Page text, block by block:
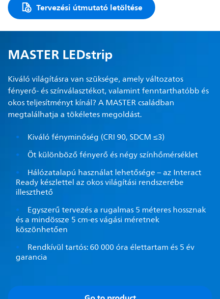
Tervezési útmutató letöltése
MASTER LEDstrip
Kiváló világításra van szüksége, amely változatos
fényerő- és színválasztékot, valamint fenntarthatóbb és
okos teljesítményt kínál? A MASTER családban
megtalálhatja a tökéletes megoldást.
Kiváló fényminőség (CRI 90, SDCM ≤3)
Öt különböző fényerő és négy színhőmérséklet
Hálózatalapú használat lehetősége – az Interact
Ready készlettel az okos világítási rendszerébe
illeszthető
Egyszerű tervezés a rugalmas 5 méteres hossznak
és a mindössze 5 cm-es vágási méretnek
köszönhetően
Rendkívül tartós: 60 000 óra élettartam és 5 év
garancia